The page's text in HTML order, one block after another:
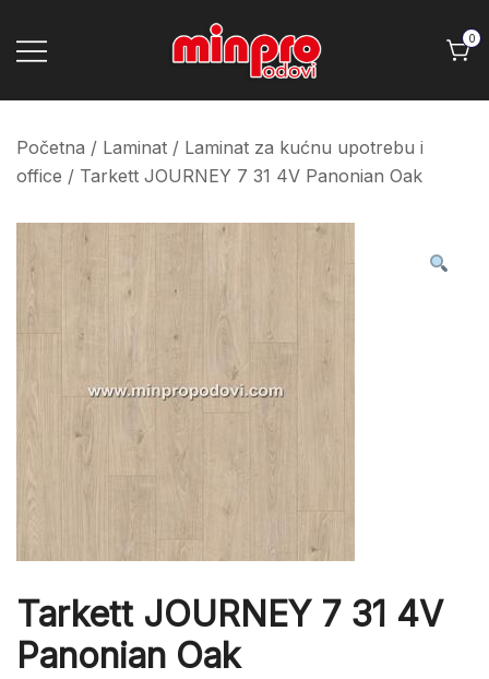
Minpro podovi
0
Početna / Laminat / Laminat za kućnu upotrebu i
office / Tarkett JOURNEY 7 31 4V Panonian Oak
Tarkett JOURNEY 7 31 4V
Panonian Oak